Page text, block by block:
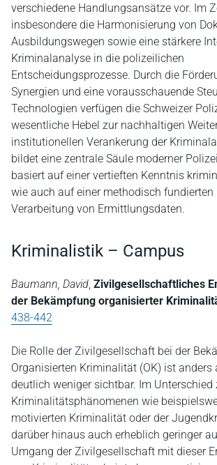
verschiedene Handlungsansätze vor. Im
insbesondere die Harmonisierung von
Ausbildungswegen sowie eine stärkere
Kriminalanalyse in die polizeilichen
Entscheidungsprozesse. Durch die
Synergien und eine vorausschauende
Technologien verfügen die Schweizer
wesentliche Hebel zur nachhaltigen
institutionellen Verankerung der
bildet eine zentrale Säule moderner
basiert auf einer vertieften Kenntnis
wie auch auf einer methodisch fundierten
Verarbeitung von Ermittlungsdaten.
Kriminalistik – Campus
Baumann, David Zivilgesellschaftliches
der Bekämpfung organisierter
438-442
Die Rolle der Zivilgesellschaft bei der
Organisierten Kriminalität (OK) ist anders
deutlich weniger sichtbar. Im Unterschied
Kriminalitätsphänomenen wie
motivierten Kriminalität oder der
darüber hinaus auch erheblich geringer
Umgang der Zivilgesellschaft mit dieser